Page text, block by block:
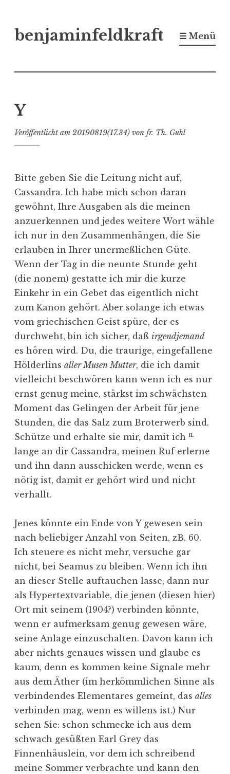
Inhalt
benjaminfeldkraft ☰ Menü
Y
Veröffentlicht am 20190819(17.34) von fr. Th. Guhl
Bitte geben Sie die Leitung nicht auf,
Cassandra. Ich habe mich schon daran
gewöhnt, Ihre Ausgaben als die meinen
anzuerkennen und jedes weitere Wort wähle
ich nur in den Zusammenhängen, die Sie
erlauben in Ihrer unermeßlichen Güte.
Wenn der Tag in die neunte Stunde geht
(die nonem) gestatte ich mir die kurze
Einkehr in ein Gebet das eigentlich nicht
zum Kanon gehört. Aber solange ich etwas
vom griechischen Geist spüre, der es
durchweht, bin ich sicher, daß irgendjemand
es hören wird. Du, die traurige, eingefallene
Hölderlins aller Musen Mutter, die ich damit
vielleicht beschwören kann wenn ich es nur
ernst genug meine, stärkst im schwächsten
Moment das Gelingen der Arbeit für jene
Stunden, die das Salz zum Broterwerb sind.
Schütze und erhalte sie mir, damit ich n.
lange an dir Cassandra, meinen Ruf erlerne
und ihn dann ausschicken werde, wenn es
nötig ist, damit er gehört wird und nicht
verhallt.
Jenes könnte ein Ende von Y gewesen sein
nach beliebiger Anzahl von Seiten, zB. 60.
Ich steuere es nicht mehr, versuche gar
nicht, bei Seamus zu bleiben. Wenn ich ihn
an dieser Stelle auftauchen lasse, dann nur
als Hypertextvariable, die jenen (diesen hier)
Ort mit seinem (1904?) verbinden könnte,
wenn er aufmerksam genug gewesen wäre,
seine Anlage einzuschalten. Davon kann ich
aber nichts genaues wissen und glaube es
kaum, denn es kommen keine Signale mehr
aus dem Äther (im herkömmlichen Sinne als
verbindendes Elementares gemeint, das alles
verbinden mag, wenn es willens ist.) Nur
sehen Sie: schon schmecke ich aus dem
schwach gesüßten Earl Grey das
Finnenhäuslein, vor dem ich schreibend
meine Sommer verbrachte und kann den